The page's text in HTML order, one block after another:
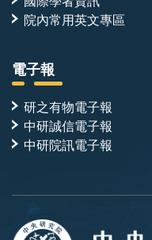
院內常用英文專區
電子報
研之有物電子報
中研誠信電子報
中研院訊電子報